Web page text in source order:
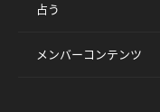
占う
メンバーコンテンツ